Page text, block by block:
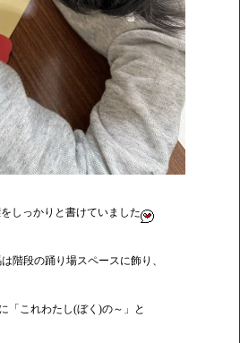
しっかりと書けていました
階段の踊り場スペースに飾り、
「これわたし(ぼく)の～」と